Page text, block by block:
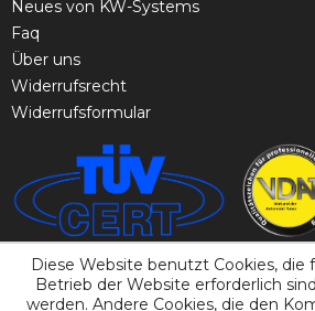
Neues von KW-Systems
Faq
Über uns
Widerrufsrecht
Widerrufsformular
Diese Website benutzt Cookies, die
Betrieb der Website erforderlich
werden. Andere Cookies, die den